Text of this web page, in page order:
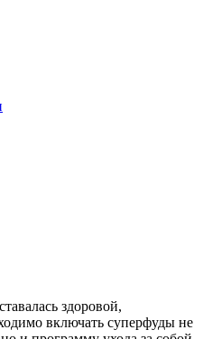
здоровой,
включать суперфуды не